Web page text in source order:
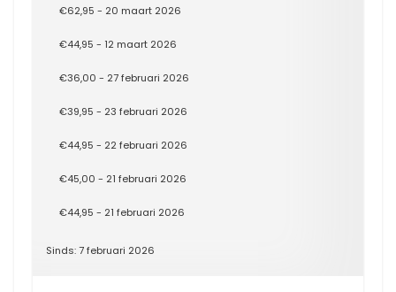
€62,95 - 20 maart 2026
€44,95 - 12 maart 2026
€36,00 - 27 februari 2026
€39,95 - 23 februari 2026
€44,95 - 22 februari 2026
€45,00 - 21 februari 2026
€44,95 - 21 februari 2026
Sinds: 7 februari 2026